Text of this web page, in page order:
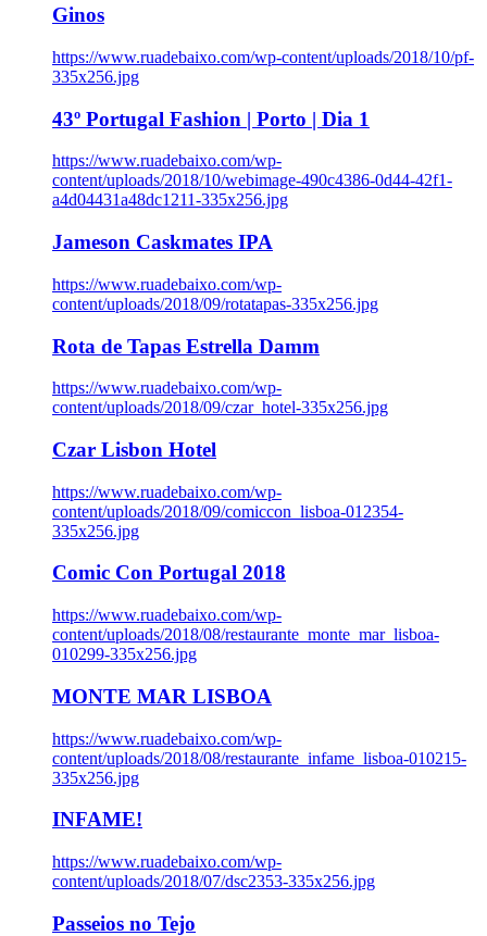
Ginos
https://www.ruadebaixo.com/wp-content/uploads/2018/10/pf-
335x256.jpg
43º Portugal Fashion | Porto | Dia 1
https://www.ruadebaixo.com/wp-
content/uploads/2018/10/webimage-490c4386-0d44-42f1-
a4d04431a48dc1211-335x256.jpg
Jameson Caskmates IPA
https://www.ruadebaixo.com/wp-
content/uploads/2018/09/rotatapas-335x256.jpg
Rota de Tapas Estrella Damm
https://www.ruadebaixo.com/wp-
content/uploads/2018/09/czar_hotel-335x256.jpg
Czar Lisbon Hotel
https://www.ruadebaixo.com/wp-
content/uploads/2018/09/comiccon_lisboa-012354-
335x256.jpg
Comic Con Portugal 2018
https://www.ruadebaixo.com/wp-
content/uploads/2018/08/restaurante_monte_mar_lisboa-
010299-335x256.jpg
MONTE MAR LISBOA
https://www.ruadebaixo.com/wp-
content/uploads/2018/08/restaurante_infame_lisboa-010215-
335x256.jpg
INFAME!
https://www.ruadebaixo.com/wp-
content/uploads/2018/07/dsc2353-335x256.jpg
Passeios no Tejo